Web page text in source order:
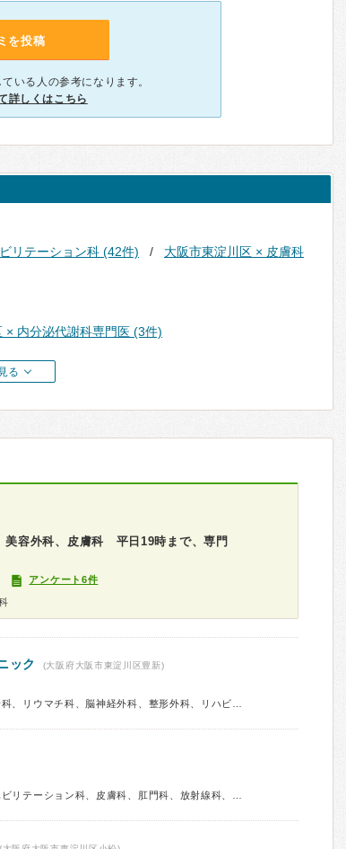
を投稿
いる人の参考になります。
詳しくはこちら
リテーション科 (42件)
大阪市東淀川区 × 皮膚科
× 内分泌代謝科専門医 (3件)
る
容外科、皮膚科 平日19時まで、専門
アンケート6件
ック (大阪府大阪市東淀川区豊新)